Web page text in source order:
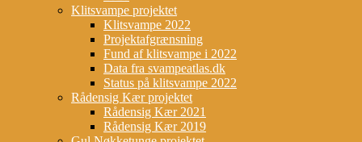
Klitsvampe projektet
Klitsvampe 2022
Projektafgrænsning
Fund af klitsvampe i 2022
Data fra svampeatlas.dk
Status på klitsvampe 2022
Rådensig Kær projektet
Rådensig Kær 2021
Rådensig Kær 2019